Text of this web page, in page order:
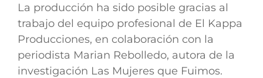
La producción ha sido posible gracias al
trabajo del equipo profesional de El Kappa
Producciones, en colaboración con la
periodista Marian Rebolledo, autora de la
investigación Las Mujeres que Fuimos.